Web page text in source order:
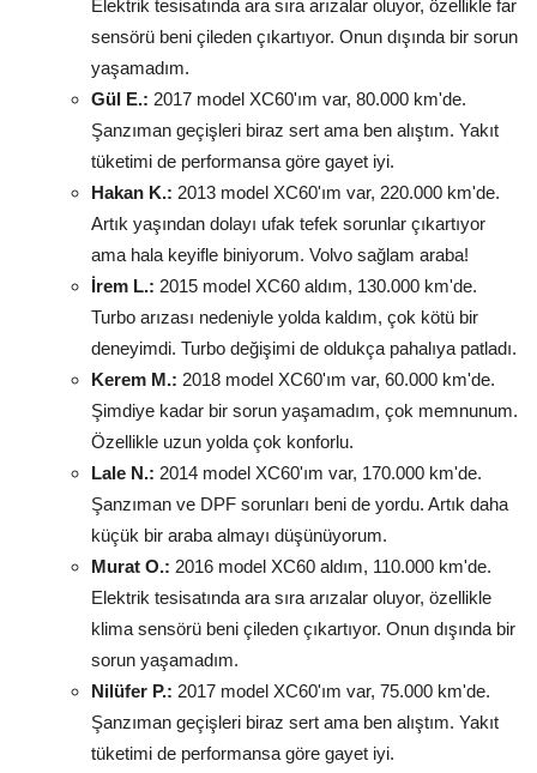
Elektrik tesisatında ara sıra arızalar oluyor, özellikle far
sensörü beni çileden çıkartıyor. Onun dışında bir sorun
yaşamadım.
Gül E.: 2017 model XC60'ım var, 80.000 km'de.
Şanzıman geçişleri biraz sert ama ben alıştım. Yakıt
tüketimi de performansa göre gayet iyi.
Hakan K.: 2013 model XC60'ım var, 220.000 km'de.
Artık yaşından dolayı ufak tefek sorunlar çıkartıyor
ama hala keyifle biniyorum. Volvo sağlam araba!
İrem L.: 2015 model XC60 aldım, 130.000 km'de.
Turbo arızası nedeniyle yolda kaldım, çok kötü bir
deneyimdi. Turbo değişimi de oldukça pahalıya patladı.
Kerem M.: 2018 model XC60'ım var, 60.000 km'de.
Şimdiye kadar bir sorun yaşamadım, çok memnunum.
Özellikle uzun yolda çok konforlu.
Lale N.: 2014 model XC60'ım var, 170.000 km'de.
Şanzıman ve DPF sorunları beni de yordu. Artık daha
küçük bir araba almayı düşünüyorum.
Murat O.: 2016 model XC60 aldım, 110.000 km'de.
Elektrik tesisatında ara sıra arızalar oluyor, özellikle
klima sensörü beni çileden çıkartıyor. Onun dışında bir
sorun yaşamadım.
Nilüfer P.: 2017 model XC60'ım var, 75.000 km'de.
Şanzıman geçişleri biraz sert ama ben alıştım. Yakıt
tüketimi de performansa göre gayet iyi.